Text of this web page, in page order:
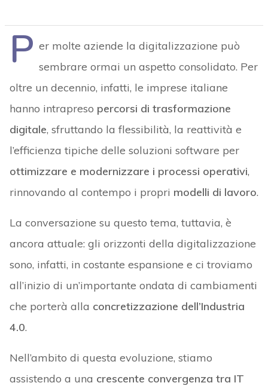
P er molte aziende la digitalizzazione può
sembrare ormai un aspetto consolidato. Per
oltre un decennio, infatti, le imprese italiane
hanno intrapreso percorsi di trasformazione
digitale, sfruttando la flessibilità, la reattività e
l’efficienza tipiche delle soluzioni software per
ottimizzare e modernizzare i processi operativi,
rinnovando al contempo i propri modelli di lavoro.
La conversazione su questo tema, tuttavia, è
ancora attuale: gli orizzonti della digitalizzazione
sono, infatti, in costante espansione e ci troviamo
all’inizio di un’importante ondata di cambiamenti
che porterà alla concretizzazione dell’Industria
4.0.
Nell’ambito di questa evoluzione, stiamo
assistendo a una crescente convergenza tra IT